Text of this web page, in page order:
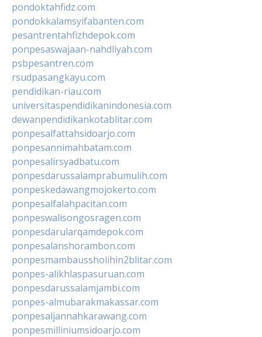
pondoktahfidz.com
pondokkalamsyifabanten.com
pesantrentahfizhdepok.com
ponpesaswajaan-nahdliyah.com
psbpesantren.com
rsudpasangkayu.com
pendidikan-riau.com
universitaspendidikanindonesia.com
dewanpendidikankotablitar.com
ponpesalfattahsidoarjo.com
ponpesannimahbatam.com
ponpesalirsyadbatu.com
ponpesdarussalamprabumulih.com
ponpeskedawangmojokerto.com
ponpesalfalahpacitan.com
ponpeswalisongosragen.com
ponpesdarularqamdepok.com
ponpesalanshorambon.com
ponpesmambaussholihin2blitar.com
ponpes-alikhlaspasuruan.com
ponpesdarussalamjambi.com
ponpes-almubarakmakassar.com
ponpesaljannahkarawang.com
ponpesmilliniumsidoarjo.com